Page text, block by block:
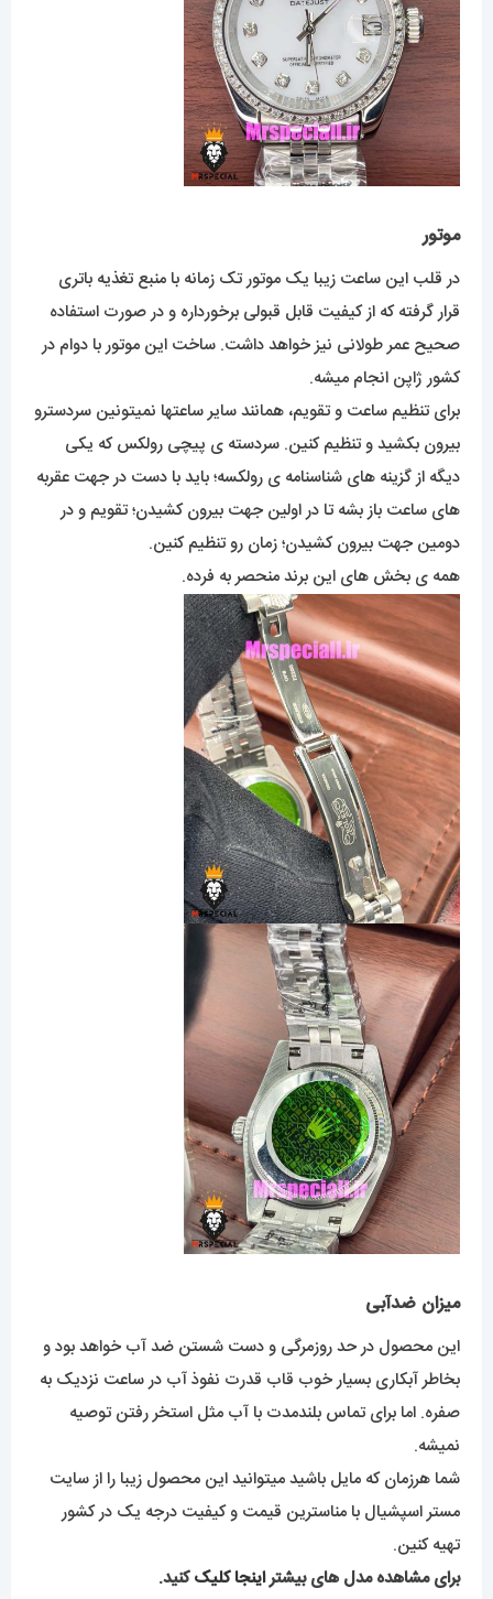
موتور
در قلب این ساعت زیبا یک موتور تک زمانه با منبع تغذیه باتری
قرار گرفته که از کیفیت قابل قبولی برخورداره و در صورت استفاده
صحیح عمر طولانی نیز خواهد داشت. ساخت این موتور با دوام در
کشور ژاپن انجام میشه.
برای تنظیم ساعت و تقویم، همانند سایر ساعتها نمیتونین سردسترو
بیرون بکشید و تنظیم کنین. سردسته ی پیچی رولکس که یکی
دیگه از گزینه های شناسنامه ی رولکسه؛ باید با دست در جهت عقربه
های ساعت باز بشه تا در اولین جهت بیرون کشیدن؛ تقویم و در
دومین جهت بیرون کشیدن؛ زمان رو تنظیم کنین.
همه ی بخش های این برند منحصر به فرده.
میزان ضدآبی
این محصول در حد روزمرگی و دست شستن ضد آب خواهد بود و
بخاطر آبکاری بسیار خوب قاب قدرت نفوذ آب در ساعت نزدیک به
صفره. اما برای تماس بلندمدت با آب مثل استخر رفتن توصیه
نمیشه.
شما هرزمان که مایل باشید میتوانید این محصول زیبا را از سایت
مستر اسپشیال با مناسترین قیمت و کیفیت درجه یک در کشور
تهیه کنین.
برای مشاهده مدل های بیشتراینجا کلیککنید.